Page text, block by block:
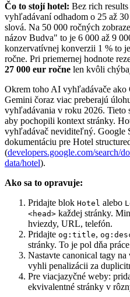
Čo to stojí hotel: Bez rich
vyhľadávaní odhadom o 25 až
slová. Na 50 000 ročných
názov Budva" to je 6 000 až 9
konzervatívnej konverzii 1 % to
ročne. Pri priemernej hodnote
27 000 eur ročne len kvôli
Okrem toho AI vyhľadávače ako
Gemini čoraz viac preberajú
vyhľadávania v roku 2026. Tieto
aby pochopili kontext stránky.
vyhľadávač neviditeľný. Google
dokumentáciu pre Hotel
(developers.google.com/search/
data/hotel).
Ako sa to opravuje:
Pridajte blok Hotel alebo
<head> každej stránky.
hviezdy, URL, telefón.
Pridajte og:title,
stránky. To je pol dňa
Nastavte canonical tagy na
vyhli penalizácii za
Pre viacjazyčné weby:
ekvivalentné stránky v